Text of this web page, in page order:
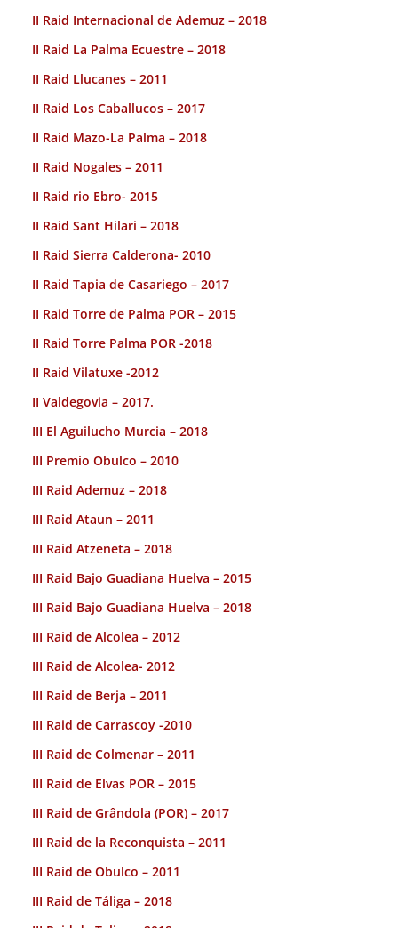
II Raid Internacional de Ademuz – 2018
II Raid La Palma Ecuestre – 2018
II Raid Llucanes – 2011
II Raid Los Caballucos – 2017
II Raid Mazo-La Palma – 2018
II Raid Nogales – 2011
II Raid rio Ebro- 2015
II Raid Sant Hilari – 2018
II Raid Sierra Calderona- 2010
II Raid Tapia de Casariego – 2017
II Raid Torre de Palma POR – 2015
II Raid Torre Palma POR -2018
II Raid Vilatuxe -2012
II Valdegovia – 2017.
III El Aguilucho Murcia – 2018
III Premio Obulco – 2010
III Raid Ademuz – 2018
III Raid Ataun – 2011
III Raid Atzeneta – 2018
III Raid Bajo Guadiana Huelva – 2015
III Raid Bajo Guadiana Huelva – 2018
III Raid de Alcolea – 2012
III Raid de Alcolea- 2012
III Raid de Berja – 2011
III Raid de Carrascoy -2010
III Raid de Colmenar – 2011
III Raid de Elvas POR – 2015
III Raid de Grândola (POR) – 2017
III Raid de la Reconquista – 2011
III Raid de Obulco – 2011
III Raid de Táliga – 2018